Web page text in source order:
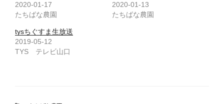
2020-01-17
たちばな農園
2020-01-13
たちばな農園
tysちぐすま生放送
2019-05-12
TYS テレビ山口